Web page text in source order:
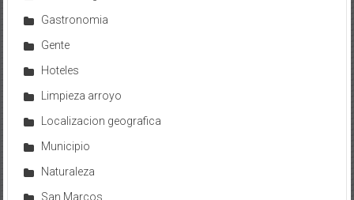
Gastronomia
Gente
Hoteles
Limpieza arroyo
Localizacion geografica
Municipio
Naturaleza
San Marcos